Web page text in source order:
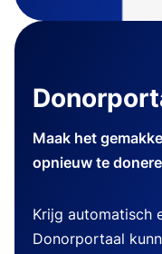
Maak het
opnieuw te
Krijg automatisch
Donorportaal